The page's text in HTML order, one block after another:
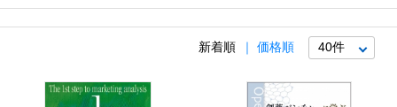
新着順 価格順